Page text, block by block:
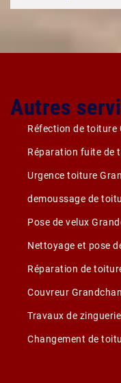
Autres
Réfection de toiture
Réparation fuite de
Urgence toiture
demoussage de
Pose de velux
Nettoyage et pose
Réparation de
Couvreur
Travaux de
Changement de